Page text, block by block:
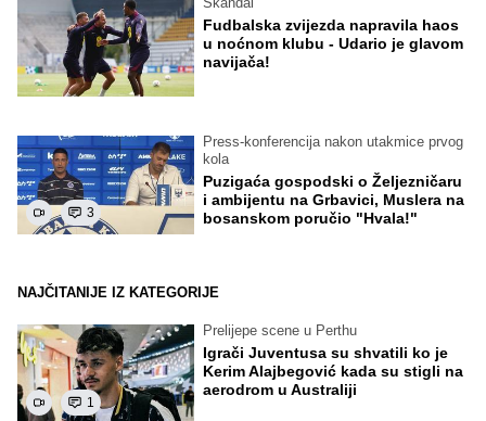
Fudbalska zvijezda napravila haos
u noćnom klubu - Udario je glavom
navijača!
3
Press-konferencija nakon utakmice prvog
kola
Puzigaća gospodski o Željezničaru
i ambijentu na Grbavici, Muslera na
bosanskom poručio "Hvala!"
NAJČITANIJE IZ KATEGORIJE
1
Prelijepe scene u Perthu
Igrači Juventusa su shvatili ko je
Kerim Alajbegović kada su stigli na
aerodrom u Australiji